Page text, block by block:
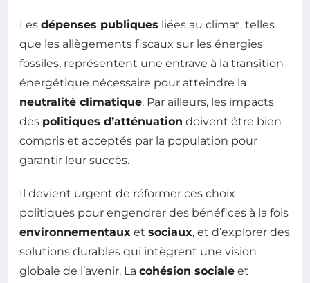
Les dépenses publiques liées au climat, telles
que les allègements fiscaux sur les énergies
fossiles, représentent une entrave à la transition
énergétique nécessaire pour atteindre la
neutralité climatique. Par ailleurs, les impacts
des politiques d’atténuation doivent être bien
compris et acceptés par la population pour
garantir leur succès.
Il devient urgent de réformer ces choix
politiques pour engendrer des bénéfices à la fois
environnementaux et sociaux, et d’explorer des
solutions durables qui intègrent une vision
globale de l’avenir. La cohésion sociale et